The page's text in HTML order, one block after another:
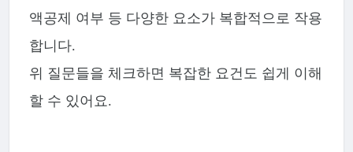
액공제 여부 등 다양한 요소가 복합적으로 작용
합니다.
위 질문들을 체크하면 복잡한 요건도 쉽게 이해
할 수 있어요.